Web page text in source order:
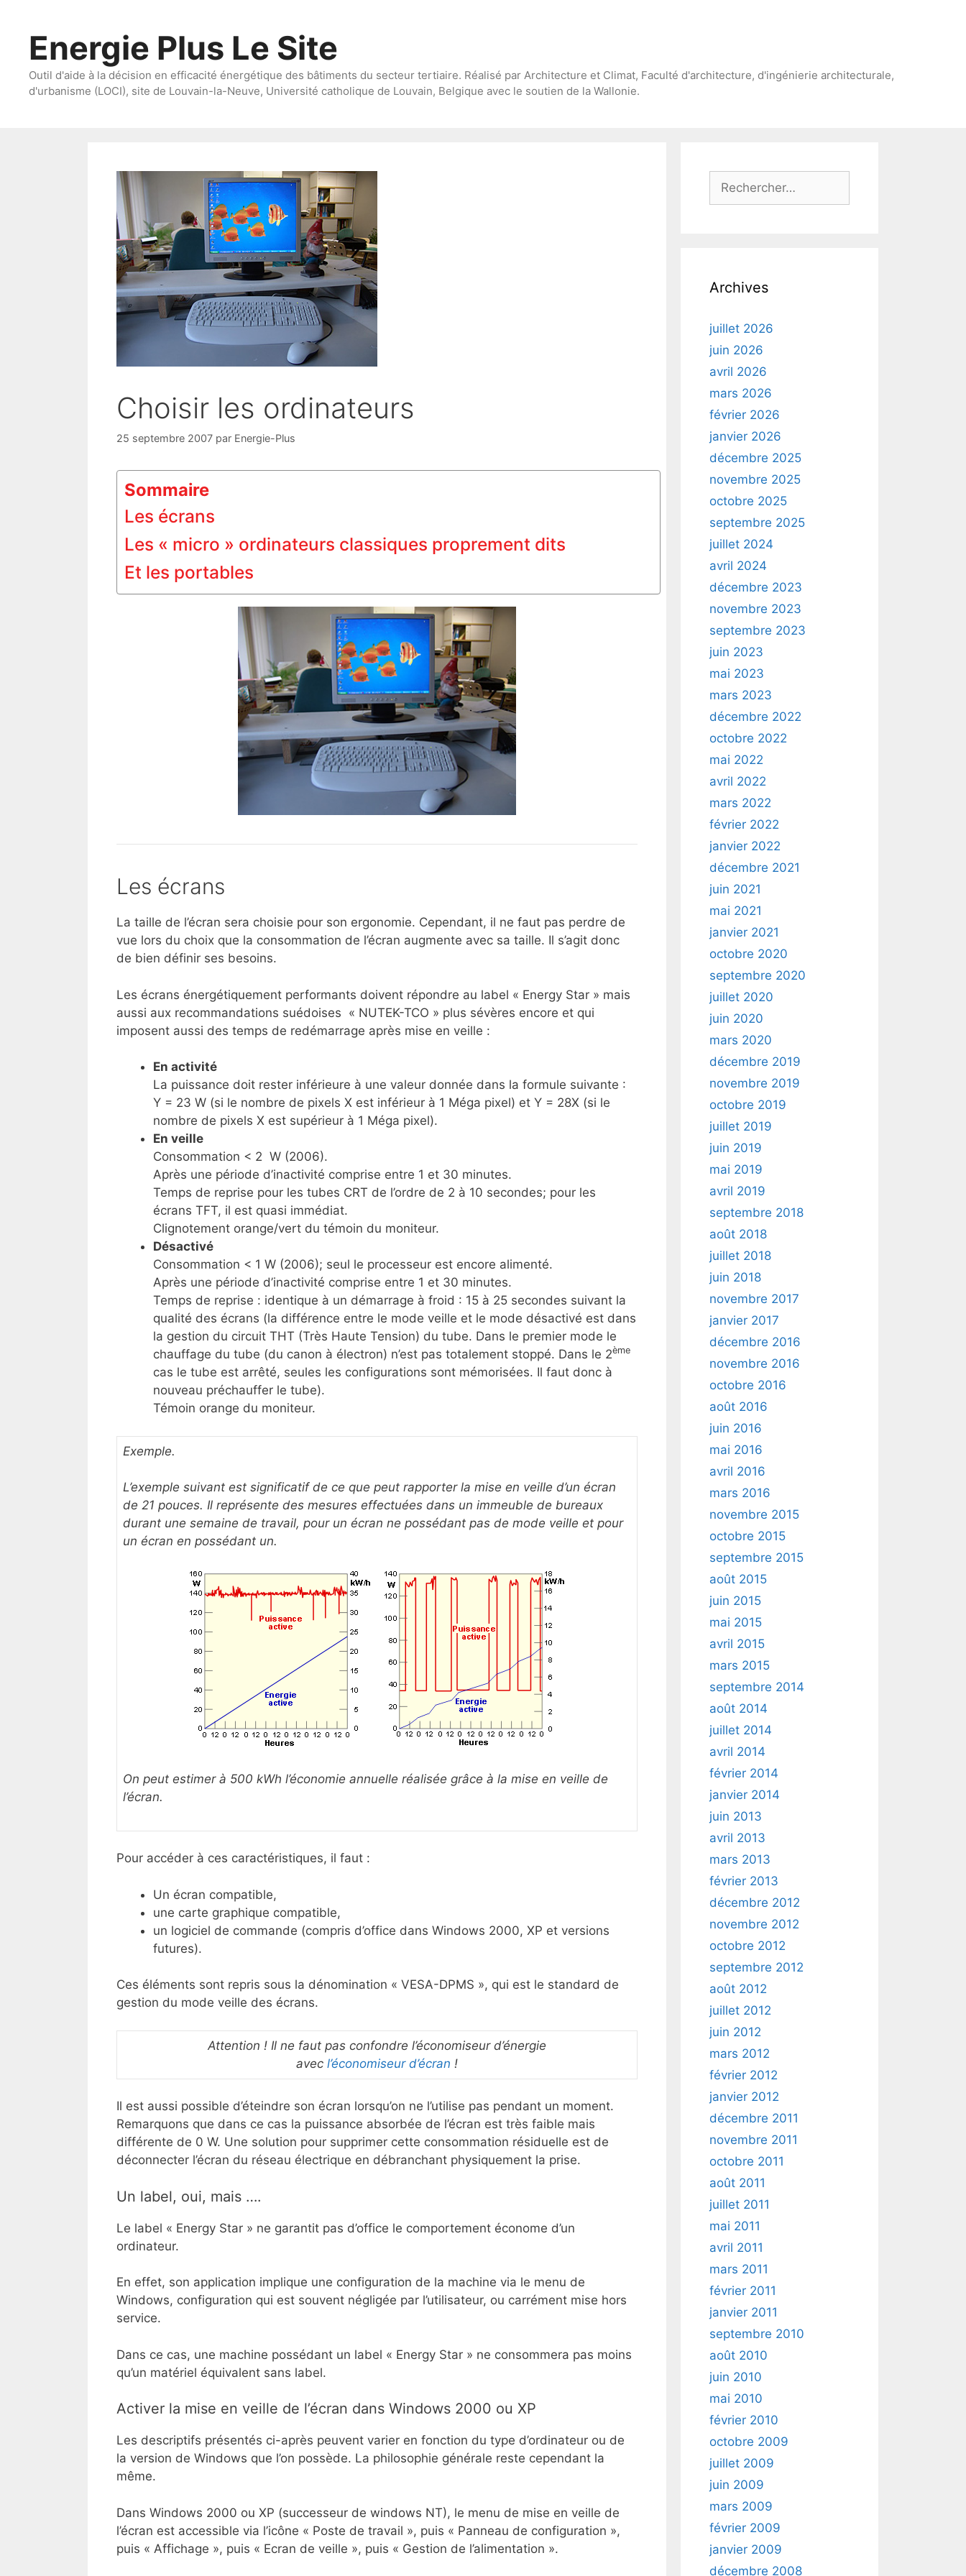
contenuEnergie Plus Le Site
Outil d'aide à la décision en efficacité énergétique des bâtiments du secteur tertiaire. Réalisé par Architecture et Climat, Faculté d'architecture, d'ingénierie architecturale,
d'urbanisme (LOCI), site de Louvain-la-Neuve, Université catholique de Louvain, Belgique avec le soutien de la Wallonie.
Choisir les ordinateurs
25 septembre 2007 par Energie-Plus
Sommaire
Les écrans
Les « micro » ordinateurs classiques proprement dits
Et les portables
Les écrans
La taille de l’écran sera choisie pour son ergonomie. Cependant, il ne faut pas perdre de
vue lors du choix que la consommation de l’écran augmente avec sa taille. Il s’agit donc
de bien définir ses besoins.
Les écrans énergétiquement performants doivent répondre au label « Energy Star » mais
aussi aux recommandations suédoises « NUTEK-TCO » plus sévères encore et qui
imposent aussi des temps de redémarrage après mise en veille :
En activité
La puissance doit rester inférieure à une valeur donnée dans la formule suivante :
Y = 23 W (si le nombre de pixels X est inférieur à 1 Méga pixel) et Y = 28X (si le
nombre de pixels X est supérieur à 1 Méga pixel).
En veille
Consommation < 2 W (2006).
Après une période d’inactivité comprise entre 1 et 30 minutes.
Temps de reprise pour les tubes CRT de l’ordre de 2 à 10 secondes; pour les
écrans TFT, il est quasi immédiat.
Clignotement orange/vert du témoin du moniteur.
Désactivé
Consommation < 1 W (2006); seul le processeur est encore alimenté.
Après une période d’inactivité comprise entre 1 et 30 minutes.
Temps de reprise : identique à un démarrage à froid : 15 à 25 secondes suivant la
qualité des écrans (la différence entre le mode veille et le mode désactivé est dans
la gestion du circuit THT (Très Haute Tension) du tube. Dans le premier mode le
chauffage du tube (du canon à électron) n’est pas totalement stoppé. Dans le 2ème
cas le tube est arrêté, seules les configurations sont mémorisées. Il faut donc à
nouveau préchauffer le tube).
Témoin orange du moniteur.
Exemple.
L’exemple suivant est significatif de ce que peut rapporter la mise en veille d’un écran
de 21 pouces. Il représente des mesures effectuées dans un immeuble de bureaux
durant une semaine de travail, pour un écran ne possédant pas de mode veille et pour
un écran en possédant un.
On peut estimer à 500 kWh l’économie annuelle réalisée grâce à la mise en veille de
l’écran.
Pour accéder à ces caractéristiques, il faut :
Un écran compatible,
une carte graphique compatible,
un logiciel de commande (compris d’office dans Windows 2000, XP et versions
futures).
Ces éléments sont repris sous la dénomination « VESA-DPMS », qui est le standard de
gestion du mode veille des écrans.
Attention ! Il ne faut pas confondre l’économiseur d’énergie
avec l’économiseur d’écran !
Il est aussi possible d’éteindre son écran lorsqu’on ne l’utilise pas pendant un moment.
Remarquons que dans ce cas la puissance absorbée de l’écran est très faible mais
différente de 0 W. Une solution pour supprimer cette consommation résiduelle est de
déconnecter l’écran du réseau électrique en débranchant physiquement la prise.
Un label, oui, mais ….
Le label « Energy Star » ne garantit pas d’office le comportement économe d’un
ordinateur.
En effet, son application implique une configuration de la machine via le menu de
Windows, configuration qui est souvent négligée par l’utilisateur, ou carrément mise hors
service.
Dans ce cas, une machine possédant un label « Energy Star » ne consommera pas moins
qu’un matériel équivalent sans label.
Activer la mise en veille de l’écran dans Windows 2000 ou XP
Les descriptifs présentés ci-après peuvent varier en fonction du type d’ordinateur ou de
la version de Windows que l’on possède. La philosophie générale reste cependant la
même.
Dans Windows 2000 ou XP (successeur de windows NT), le menu de mise en veille de
l’écran est accessible via l’icône « Poste de travail », puis « Panneau de configuration »,
puis « Affichage », puis « Ecran de veille », puis « Gestion de l’alimentation ».
Rechercher :
Archives
juillet 2026
juin 2026
avril 2026
mars 2026
février 2026
janvier 2026
décembre 2025
novembre 2025
octobre 2025
septembre 2025
juillet 2024
avril 2024
décembre 2023
novembre 2023
septembre 2023
juin 2023
mai 2023
mars 2023
décembre 2022
octobre 2022
mai 2022
avril 2022
mars 2022
février 2022
janvier 2022
décembre 2021
juin 2021
mai 2021
janvier 2021
octobre 2020
septembre 2020
juillet 2020
juin 2020
mars 2020
décembre 2019
novembre 2019
octobre 2019
juillet 2019
juin 2019
mai 2019
avril 2019
septembre 2018
août 2018
juillet 2018
juin 2018
novembre 2017
janvier 2017
décembre 2016
novembre 2016
octobre 2016
août 2016
juin 2016
mai 2016
avril 2016
mars 2016
novembre 2015
octobre 2015
septembre 2015
août 2015
juin 2015
mai 2015
avril 2015
mars 2015
septembre 2014
août 2014
juillet 2014
avril 2014
février 2014
janvier 2014
juin 2013
avril 2013
mars 2013
février 2013
décembre 2012
novembre 2012
octobre 2012
septembre 2012
août 2012
juillet 2012
juin 2012
mars 2012
février 2012
janvier 2012
décembre 2011
novembre 2011
octobre 2011
août 2011
juillet 2011
mai 2011
avril 2011
mars 2011
février 2011
janvier 2011
septembre 2010
août 2010
juin 2010
mai 2010
février 2010
octobre 2009
juillet 2009
juin 2009
mars 2009
février 2009
janvier 2009
décembre 2008